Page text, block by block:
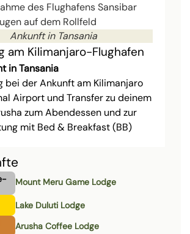
Ankunft in Tansania
am Kilimanjaro-Flughafen
in Tansania
bei der Ankunft am Kilimanjaro
Airport und Transfer zu deinem
zum Abendessen und zur
mit Bed & Breakfast (BB)
Mount Meru Game Lodge
Lake Duluti Lodge
Arusha Coffee Lodge